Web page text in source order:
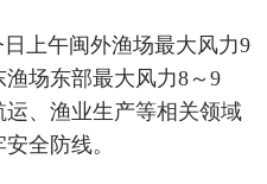
上午闽外渔场最大风力9
场东部最大风力8～9
运、渔业生产等相关领域
全防线。